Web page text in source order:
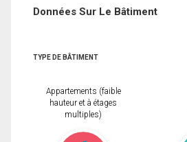
Données Sur Le Bâtiment
TYPE DE BÂTIMENT
Appartements (faible
hauteur et à étages
multiples)